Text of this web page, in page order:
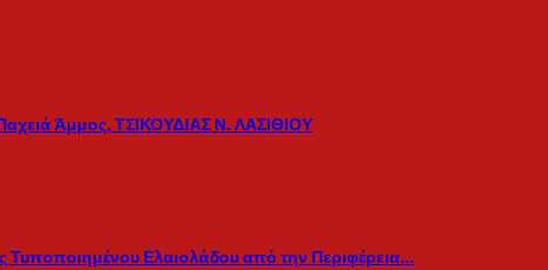
Άμμος, ΤΣΙΚΟΥΔΙΑΣ Ν. ΛΑΣΙΘΙΟΥ
Τυποποιημένου Ελαιολάδου από την Περιφέρεια…